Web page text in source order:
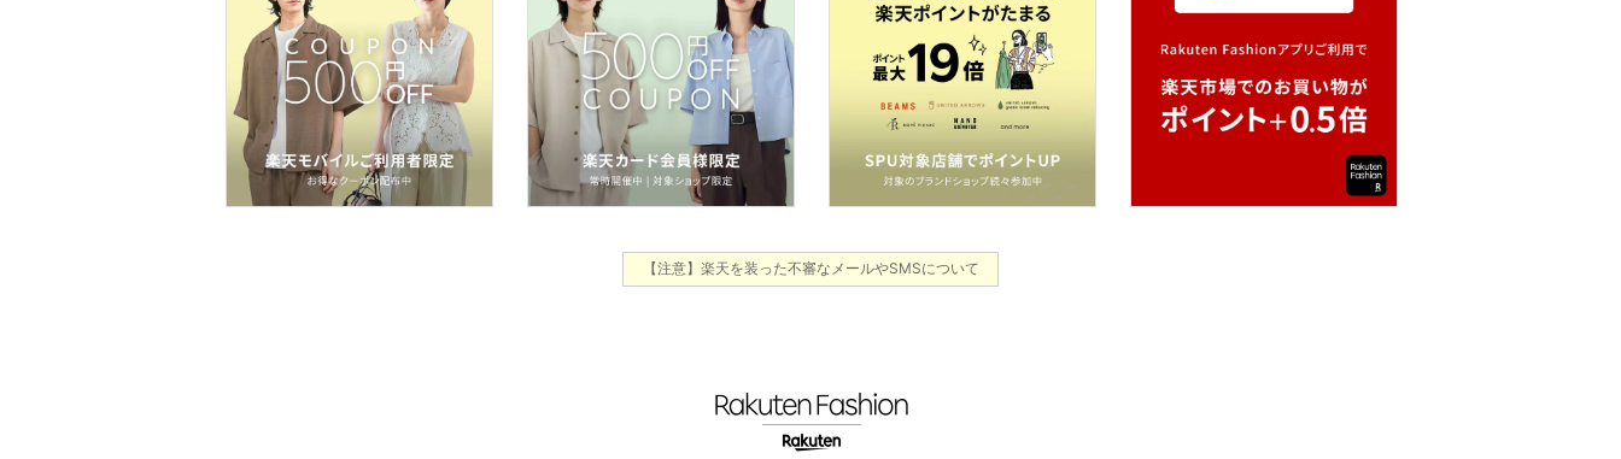
【注意】楽天を装った不審なメールやSMSについて